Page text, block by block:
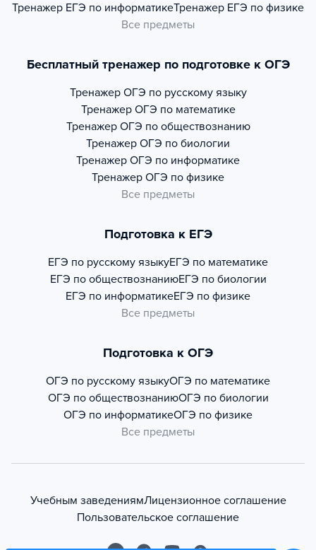
Тренажер ЕГЭ по информатикеТренажер ЕГЭ по физике
Все предметы
Бесплатный тренажер по подготовке к ОГЭ
Тренажер ОГЭ по русскому языку
Тренажер ОГЭ по математике
Тренажер ОГЭ по обществознанию
Тренажер ОГЭ по биологии
Тренажер ОГЭ по информатике
Тренажер ОГЭ по физике
Все предметы
Подготовка к ЕГЭ
ЕГЭ по русскому языкуЕГЭ по математике
ЕГЭ по обществознаниюЕГЭ по биологии
ЕГЭ по информатикеЕГЭ по физике
Все предметы
Подготовка к ОГЭ
ОГЭ по русскому языкуОГЭ по математике
ОГЭ по обществознаниюОГЭ по биологии
ОГЭ по информатикеОГЭ по физике
Все предметы
Учебным заведениямЛицензионное соглашение
Пользовательское соглашение